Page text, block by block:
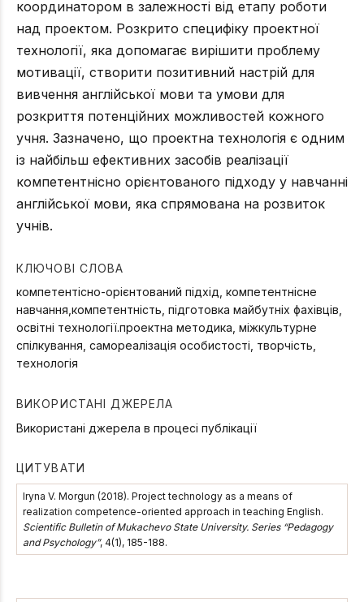
координатором в залежності від етапу роботи
над проектом. Розкрито специфіку проектної
технології, яка допомагає вирішити проблему
мотивації, створити позитивний настрій для
вивчення англійської мови та умови для
розкриття потенційних можливостей кожного
учня. Зазначено, що проектна технологія є одним
із найбільш ефективних засобів реалізації
компетентнісно орієнтованого підходу у навчанні
англійської мови, яка спрямована на розвиток
учнів.
КЛЮЧОВІ СЛОВА
компетентісно-орієнтований підхід, компетентнісне
навчання,компетентність, підготовка майбутніх фахівців,
освітні технології.проектна методика, міжкультурне
спілкування, самореалізація особистості, творчість,
технологія
ВИКОРИСТАНІ ДЖЕРЕЛА
Використані джерела в процесі публікації
ЦИТУВАТИ
Iryna V. Morgun (2018). Project technology as a means of
realization competence-oriented approach in teaching English.
Scientific Bulletin of Mukachevo State University. Series “Pedagogy
and Psychology”, 4(1), 185-188.